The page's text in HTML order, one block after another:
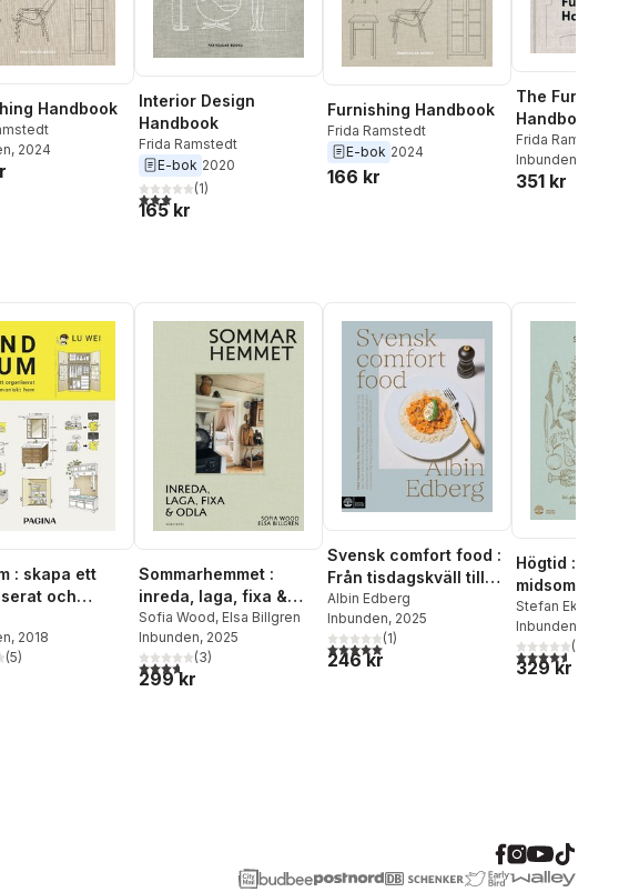
Handbook
, 2024
Interior Design
Handbook
Frida Ramstedt
E-bok 2020
3,0utav 5 stjärnor. Totalt antal röster:
(1)
165 kr
Furnishing Handbook
Frida Ramstedt
E-bok 2024
166 kr
The Furniture
Handbook: A
Choosing,
and Caring
Objects in
Frida Ramstedt
Inbunden
351 kr
: skapa ett
och
hem
, 2018
stjärnor. Totalt antal röster:
(5)
Sommarhemmet :
inreda, laga, fixa &
odla
Sofia Wood, Elsa Billgren
Inbunden, 2025
3,7utav 5 stjärnor. Totalt antal röster:
(3)
299 kr
Svensk comfort food :
Från tisdagskväll till
söndagsmiddag
Albin Edberg
Inbunden, 2025
5,0utav 5 stjärnor. Totalt antal röster:
(1)
246 kr
Högtid : jul,
midsommar,
surströmming
klassiska
(och några
Stefan Ekengren
Inbunden
4,6utav 5(
329 kr